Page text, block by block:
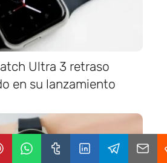
Ultra 3 retraso
en su lanzamiento